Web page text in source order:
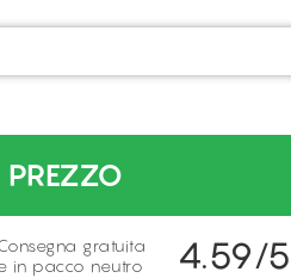
gratuita
in pacco neutro
4.59/5